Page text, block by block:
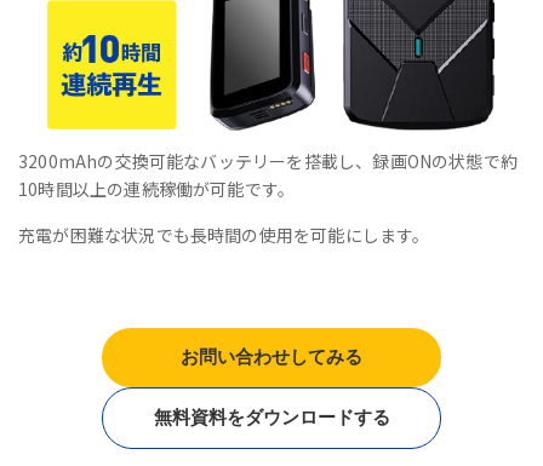
3200mAhの交換可能なバッテリーを搭載し、録画ONの状態で約
10時間以上の連続稼働が可能です。
充電が困難な状況でも長時間の使用を可能にします。
お問い合わせしてみる
無料資料をダウンロードする